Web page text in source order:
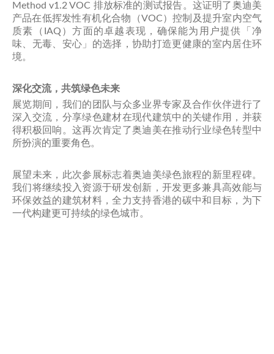
Method v1.2 VOC 排放标准的测试报告。这证明了奥迪美
产品在低挥发性有机化合物（VOC）控制及提升室内空气
质素（IAQ）方面的卓越表现，确保能为用户提供「净
味、无毒、安心」的选择，协助打造更健康的室内居住环
境。
深化交流，共筑绿色未来
展览期间，我们的团队与众多业界专家及合作伙伴进行了
深入交流，分享绿色建材在现代建筑中的关键作用，并获
得积极回响。这再次肯定了奥迪美在推动行业绿色转型中
所扮演的重要角色。
展望未来，此次参展标志着奥迪美绿色旅程的新里程碑。
我们将继续投入资源于研发创新，开发更多兼具高效能与
环保效益的建筑材料，全力支持香港的碳中和目标，为下
一代构建更可持续的绿色城市。